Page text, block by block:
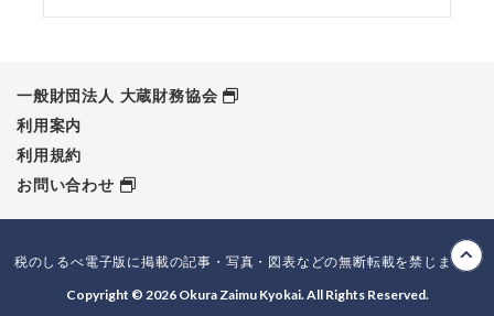
一般財団法人 大蔵財務協会
利用案内
利用規約
お問い合わせ
税のしるべ電子版に掲載の記事・写真・図表などの無断転載を禁じます。
Copyright © 2026 Okura Zaimu Kyokai. All Rights Reserved.